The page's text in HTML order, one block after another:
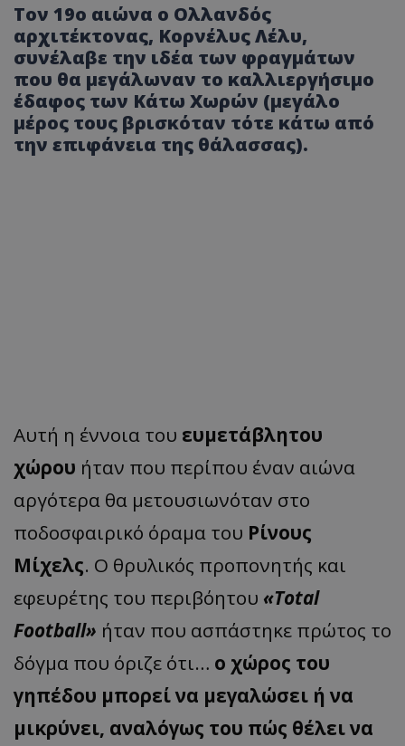
Τον 19ο αιώνα ο Ολλανδός
αρχιτέκτονας, Κορνέλυς Λέλυ,
συνέλαβε την ιδέα των φραγμάτων
που θα μεγάλωναν το καλλιεργήσιμο
έδαφος των Κάτω Χωρών (μεγάλο
μέρος τους βρισκόταν τότε κάτω από
την επιφάνεια της θάλασσας).
Αυτή η έννοια του ευμετάβλητου
χώρου ήταν που περίπου έναν αιώνα
αργότερα θα μετουσιωνόταν στο
ποδοσφαιρικό όραμα του Ρίνους
Μίχελς. Ο θρυλικός προπονητής και
εφευρέτης του περιβόητου «Total
Football» ήταν που ασπάστηκε πρώτος το
δόγμα που όριζε ότι… ο χώρος του
γηπέδου μπορεί να μεγαλώσει ή να
μικρύνει, αναλόγως του πώς θέλει να